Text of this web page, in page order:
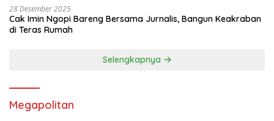
28 Desember 2025
Cak Imin Ngopi Bareng Bersama Jurnalis, Bangun Keakraban
di Teras Rumah
Selengkapnya
Megapolitan